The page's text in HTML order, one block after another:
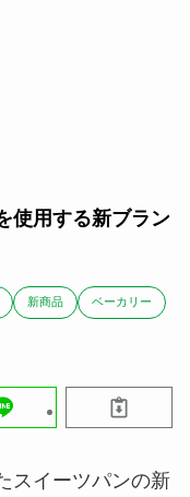
使用する新ブラン
新商品 ベーカリー
スイーツパンの新